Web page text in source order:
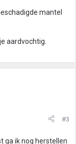
mantel
aardvochtig.
#3
ga ik nog herstellen